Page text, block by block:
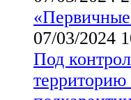
07/03/2024
Под
территорию